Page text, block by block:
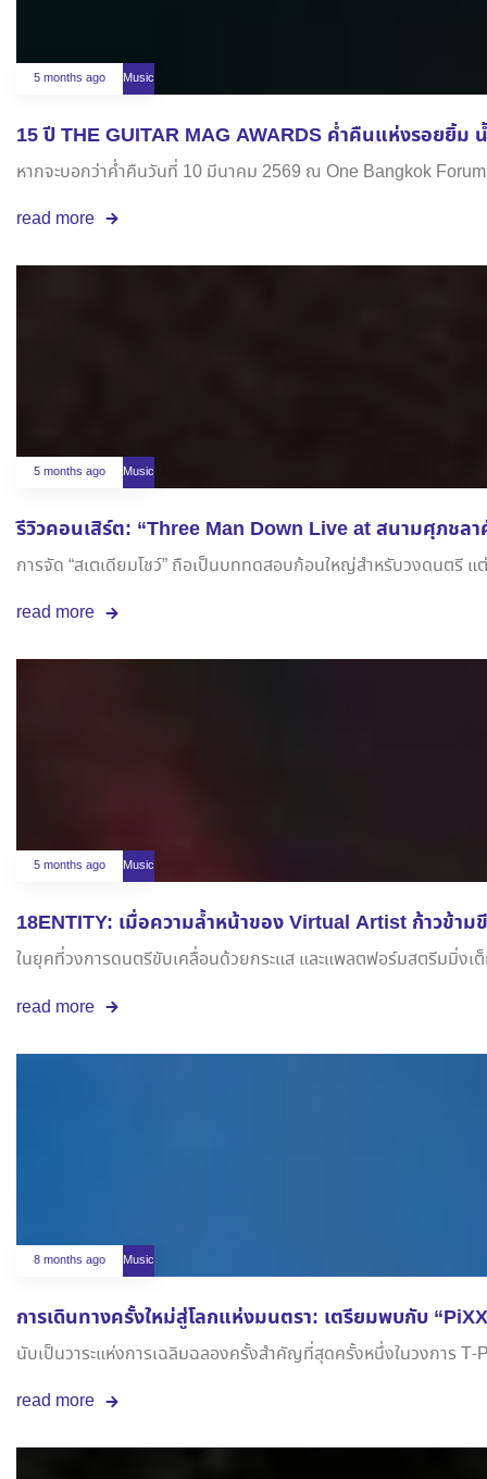
5 months ago Music
15 ปี THE GUITAR MAG AWARDS ค่ำคืนแห่งรอยยิ้ม
หากจะบอกว่าค่ำคืนวันที่ 10 มีนาคม 2569 ณ One Bangkok
read more
5 months ago Music
รีวิวคอนเสิร์ต: “Three Man Down Live at สนามศุภช
การจัด “สเตเดียมโชว์” ถือเป็นบททดสอบก้อนใหญ่สำหรับวงดนตรี
read more
5 months ago Music
18ENTITY: เมื่อความล้ำหน้าของ Virtual Artist ก้าวข้าม
ในยุคที่วงการดนตรีขับเคลื่อนด้วยกระแส และแพลตฟอร์มสตรีมมิ่งเต็
read more
8 months ago Music
การเดินทางครั้งใหม่สู่โลกแห่งมนตรา: เตรียมพบกับ
นับเป็นวาระแห่งการเฉลิมฉลองครั้งสำคัญที่สุดครั้งหนึ่งในวงการ
read more